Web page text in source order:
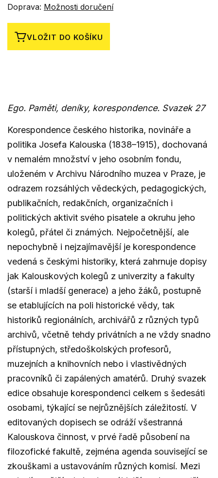
Doprava: Možnosti doručení
VLOŽIT DO KOŠÍKU
Ego. Paměti, deníky, korespondence. Svazek 27
Korespondence českého historika, novináře a
politika Josefa Kalouska (1838–1915), dochovaná
v nemalém množství v jeho osobním fondu,
uloženém v Archivu Národního muzea v Praze, je
odrazem rozsáhlých vědeckých, pedagogických,
publikačních, redakčních, organizačních i
politických aktivit svého pisatele a okruhu jeho
kolegů, přátel či známých. Nejpočetnější, ale
nepochybně i nejzajímavější je korespondence
vedená s českými historiky, která zahrnuje dopisy
jak Kalouskových kolegů z univerzity a fakulty
(starší i mladší generace) a jeho žáků, postupně
se etablujících na poli historické vědy, tak
historiků regionálních, archivářů z různých typů
archivů, včetně tehdy privátních a ne vždy snadno
přístupných, středoškolských profesorů,
muzejních a knihovních nebo i vlastivědných
pracovníků či zapálených amatérů. Druhý svazek
edice obsahuje korespondenci celkem s šedesáti
osobami, týkající se nejrůznějších záležitostí. V
editovaných dopisech se odráží všestranná
Kalouskova činnost, v prvé řadě působení na
filozofické fakultě, zejména agenda související se
zkouškami a ustavováním různých komisí. Mezi